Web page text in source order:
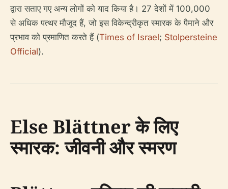
द्वारा सताए गए अन्य लोगों को याद किया है। 27 देशों में 100,000
से अधिक पत्थर मौजूद हैं, जो इस विकेन्द्रीकृत स्मारक के पैमाने और
प्रभाव को प्रमाणित करते हैं (Times of Israel; Stolpersteine
Official).
Else Blättner के लिए
स्मारक: जीवनी और स्मरण